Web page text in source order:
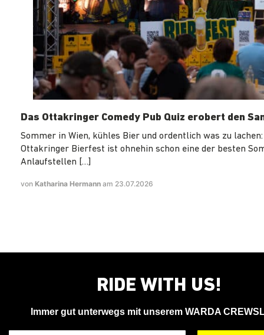
Das Ottakringer Comedy Pub Quiz erobert den
Sommer in Wien, kühles Bier und ordentlich was zu lachen:
Ottakringer Bierfest ist ohnehin schon eine der besten
Anlaufstellen […]
von Katharina Hermann am 23.07.2026
RIDE WITH US!
Immer gut unterwegs mit unserem WARDA